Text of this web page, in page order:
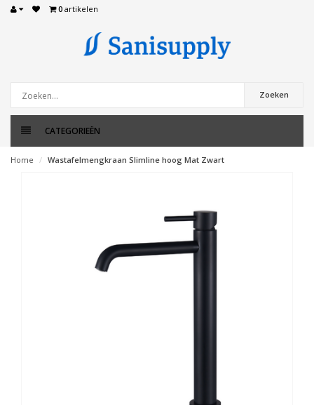
0 artikelen
Zoeken
CATEGORIEËN
Home Wastafelmengkraan Slimline hoog Mat Zwart